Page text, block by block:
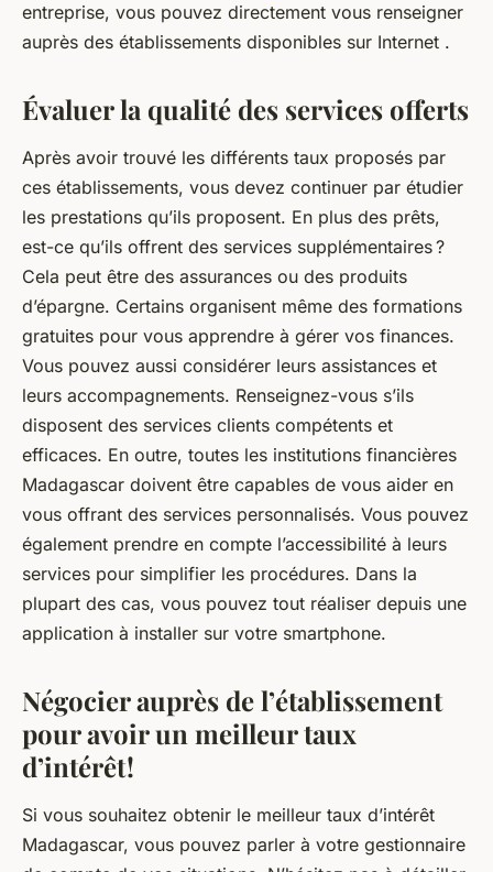
entreprise, vous pouvez directement vous renseigner
auprès des établissements disponibles sur Internet .
Évaluer la qualité des services offerts
Après avoir trouvé les différents taux proposés par
ces établissements, vous devez continuer par étudier
les prestations qu’ils proposent. En plus des prêts,
est-ce qu’ils offrent des services supplémentaires ?
Cela peut être des assurances ou des produits
d’épargne. Certains organisent même des formations
gratuites pour vous apprendre à gérer vos finances.
Vous pouvez aussi considérer leurs assistances et
leurs accompagnements. Renseignez-vous s’ils
disposent des services clients compétents et
efficaces. En outre, toutes les institutions financières
Madagascar doivent être capables de vous aider en
vous offrant des services personnalisés. Vous pouvez
également prendre en compte l’accessibilité à leurs
services pour simplifier les procédures. Dans la
plupart des cas, vous pouvez tout réaliser depuis une
application à installer sur votre smartphone.
Négocier auprès de l’établissement
pour avoir un meilleur taux
d’intérêt !
Si vous souhaitez obtenir le meilleur taux d’intérêt
Madagascar, vous pouvez parler à votre gestionnaire